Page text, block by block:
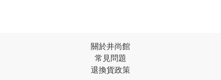
關於井尚館
常見問題
退換貨政策